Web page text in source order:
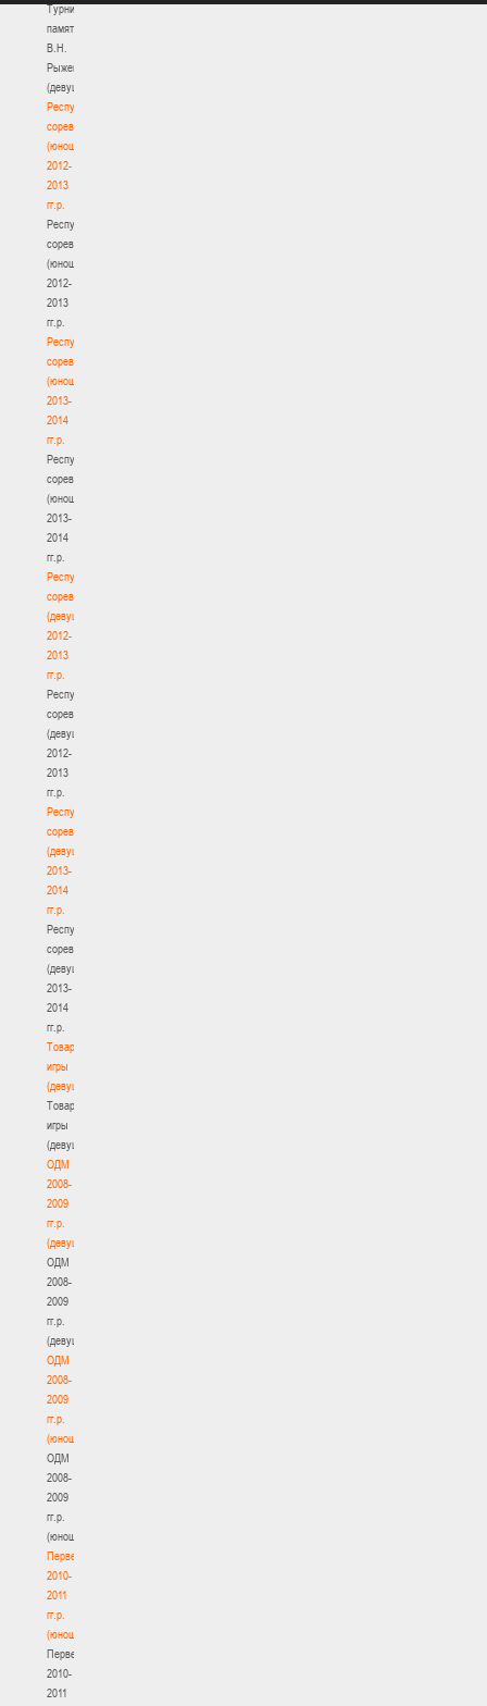
Турнир
памяти
В.Н.
Рыженкова
(девушки)
Республиканские
соревнования
(юноши)
2012-
2013
гг.р.
Республиканские
соревнования
(юноши)
2012-
2013
гг.р.
Республиканские
соревнования
(юноши)
2013-
2014
гг.р.
Республиканские
соревнования
(юноши)
2013-
2014
гг.р.
Республиканские
соревнования
(девушки)
2012-
2013
гг.р.
Республиканские
соревнования
(девушки)
2012-
2013
гг.р.
Республиканские
соревнования
(девушки)
2013-
2014
гг.р.
Республиканские
соревнования
(девушки)
2013-
2014
гг.р.
Товарищеские
игры
(девушки)
Товарищеские
игры
(девушки)
ОДМ
2008-
2009
гг.р.
(девушки)
ОДМ
2008-
2009
гг.р.
(девушки)
ОДМ
2008-
2009
гг.р.
(юноши)
ОДМ
2008-
2009
гг.р.
(юноши)
Первенство
2010-
2011
гг.р.
(юноши)
Первенство
2010-
2011